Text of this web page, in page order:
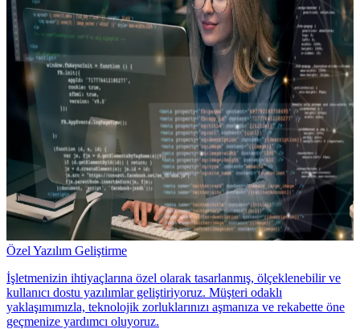
Özel Yazılım Geliştirme
İşletmenizin ihtiyaçlarına özel olarak tasarlanmış, ölçeklenebilir ve
kullanıcı dostu yazılımlar geliştiriyoruz. Müşteri odaklı
yaklaşımımızla, teknolojik zorluklarınızı aşmanıza ve rekabette öne
geçmenize yardımcı oluyoruz.